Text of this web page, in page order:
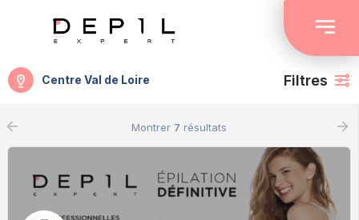
Centre Val de Loire Filtres
arrow_backward Montrer 7 résultats arrow_forward